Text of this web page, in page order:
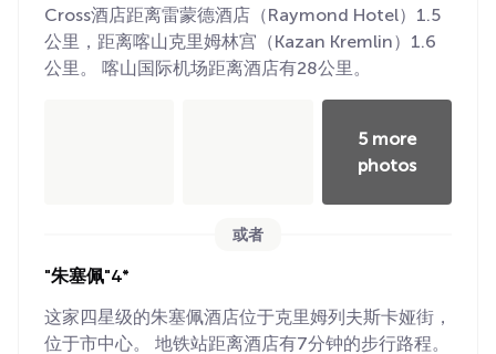
Cross酒店距离雷蒙德酒店（Raymond Hotel）1.5
公里，距离喀山克里姆林宫（Kazan Kremlin）1.6
公里。 喀山国际机场距离酒店有28公里。
5 more
photos
或者
"朱塞佩"4*
这家四星级的朱塞佩酒店位于克里姆列夫斯卡娅街，
位于市中心。 地铁站距离酒店有7分钟的步行路程。